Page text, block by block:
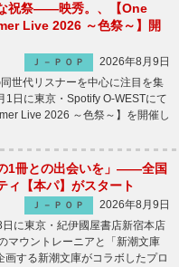
祝祭――映秀。、【One
Live 2026 ～色祭～】開
Ｊ－ＰＯＰ
2026年8月9日
世代リスナーを中心に注目を集
日に東京・Spotify O-WESTにて
Live 2026 ～色祭～】を開催し
1冊との出会いを」――全国
ィ【本パ】がスタート
Ｊ－ＰＯＰ
2026年8月9日
に東京・紀伊國屋書店新宿本店
マウントレーニアと「新潮文庫
画する新潮文庫がコラボしたプロ